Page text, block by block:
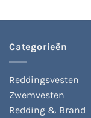
Categorieën
Reddingsvesten
Zwemvesten
Redding & Brand